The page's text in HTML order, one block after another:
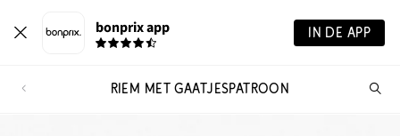
bonprix app IN DE APP
RIEM MET GAATJESPATROON